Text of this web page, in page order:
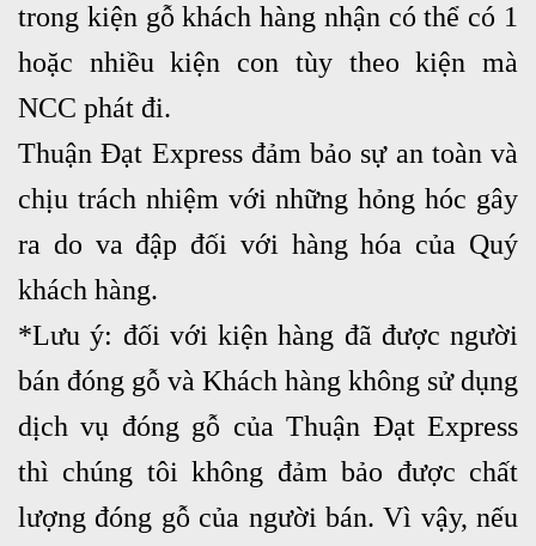
trong kiện gỗ khách hàng nhận có thể có 1
hoặc nhiều kiện con tùy theo kiện mà
NCC phát đi.
Thuận Đạt Express đảm bảo sự an toàn và
chịu trách nhiệm với những hỏng hóc gây
ra do va đập đối với hàng hóa của Quý
khách hàng.
*Lưu ý: đối với kiện hàng đã được người
bán đóng gỗ và Khách hàng không sử dụng
dịch vụ đóng gỗ của Thuận Đạt Express
thì chúng tôi không đảm bảo được chất
lượng đóng gỗ của người bán. Vì vậy, nếu